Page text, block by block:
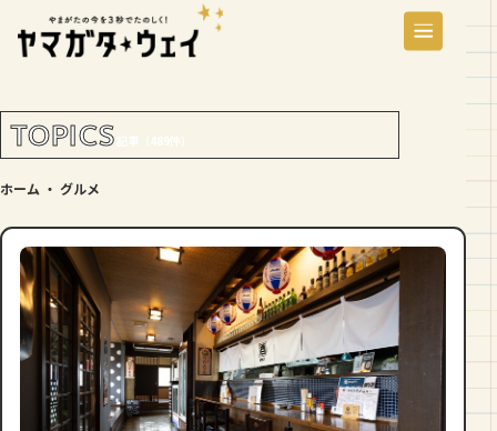
TOPICS 記事（489件）
ホーム ・ グルメ